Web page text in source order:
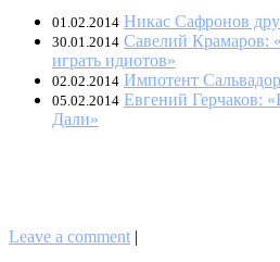
01.02.2014 Никас Сафронов
30.01.2014 Савелий Крамаров:
играть идиотов»
02.02.2014 Импотент
05.02.2014 Евгений Герчаков:
Дали»
Leave a comment |